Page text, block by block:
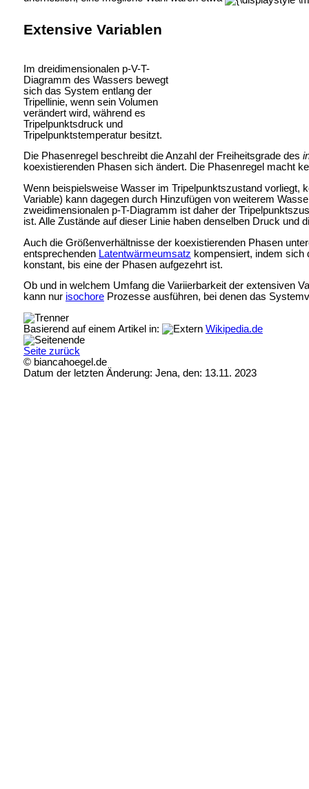
Extensive Variablen
Im dreidimensionalen p-V-T-
Diagramm des Wassers bewegt
sich das System entlang der
Tripellinie, wenn sein Volumen
verändert wird, während es
Tripelpunktsdruck und
Tripelpunktstemperatur besitzt.
Die Phasenregel beschreibt die Anzahl der Freiheitsgrade des
koexistierenden Phasen sich ändert. Die Phasenregel macht
Wenn beispielsweise Wasser im Tripelpunktszustand vorliegt,
Variable) kann dagegen durch Hinzufügen von weiterem
zweidimensionalen p-T-Diagramm ist daher der
ist. Alle Zustände auf dieser Linie haben denselben Druck und
Auch die Größenverhältnisse der koexistierenden Phasen
entsprechenden Latentwärmeumsatz kompensiert, indem sich
konstant, bis eine der Phasen aufgezehrt ist.
Ob und in welchem Umfang die Variierbarkeit der extensiven
kann nur isochoreProzesse ausführen, bei denen das
Basierend auf einem Artikel in:
Wikipedia.de
Seite zurück
© biancahoegel.de
Datum der letzten Änderung: Jena, den: 13.11. 2023